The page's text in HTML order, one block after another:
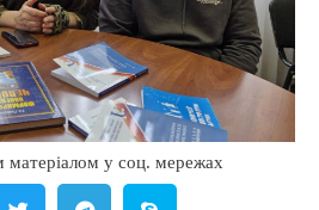
матеріалом у соц. мережах